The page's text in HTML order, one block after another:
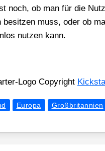
noch, ob man für die
besit­zen muss, oder ob
nut­zen kann.
Logo Copy­right
Europa Großbritannien